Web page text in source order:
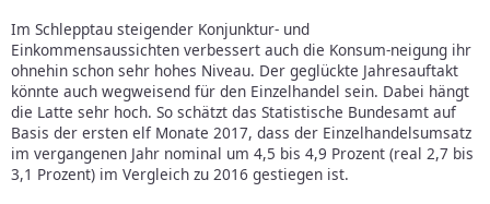
Im Schlepptau steigender Konjunktur- und
Einkommensaussichten verbessert auch die Konsum-neigung ihr
ohnehin schon sehr hohes Niveau. Der geglückte Jahresauftakt
könnte auch wegweisend für den Einzelhandel sein. Dabei hängt
die Latte sehr hoch. So schätzt das Statistische Bundesamt auf
Basis der ersten elf Monate 2017, dass der Einzelhandelsumsatz
im vergangenen Jahr nominal um 4,5 bis 4,9 Prozent (real 2,7 bis
3,1 Prozent) im Vergleich zu 2016 gestiegen ist.